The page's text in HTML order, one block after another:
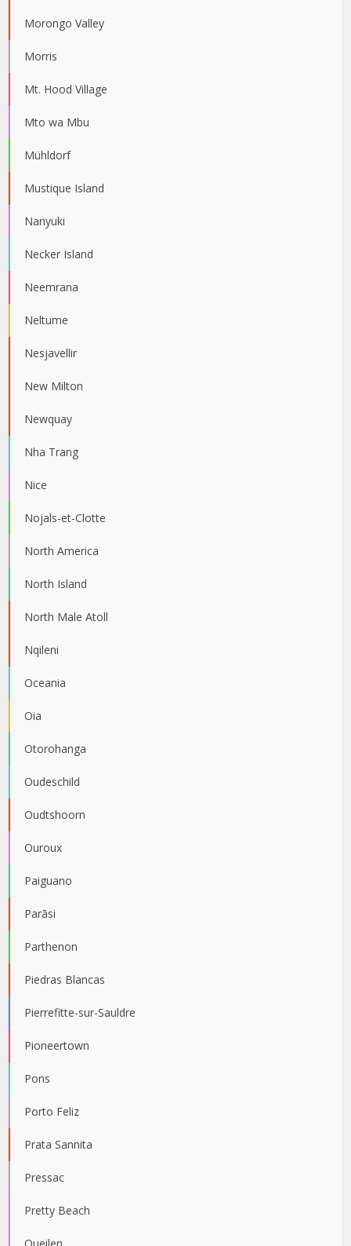
Morongo Valley
Morris
Mt. Hood Village
Mto wa Mbu
Mühldorf
Mustique Island
Nanyuki
Necker Island
Neemrana
Neltume
Nesjavellir
New Milton
Newquay
Nha Trang
Nice
Nojals-et-Clotte
North America
North Island
North Male Atoll
Nqileni
Oceania
Oia
Otorohanga
Oudeschild
Oudtshoorn
Ouroux
Paiguano
Parāsi
Parthenon
Piedras Blancas
Pierrefitte-sur-Sauldre
Pioneertown
Pons
Porto Feliz
Prata Sannita
Pressac
Pretty Beach